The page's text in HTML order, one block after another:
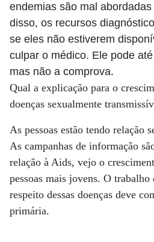
endemias são mal
disso, os recursos
se eles não estiverem
culpar o médico. Ele pode
mas não a comprova.
Qual a explicação para o
doenças sexualmente
As pessoas estão tendo relação
As campanhas de informação
relação à Aids, vejo o
pessoas mais jovens. O
respeito dessas doenças deve
primária.